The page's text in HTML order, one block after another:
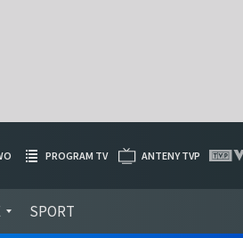
SPORT
PROGRAM TV ANTENY TVP